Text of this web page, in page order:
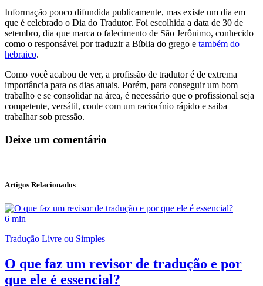
Informação pouco difundida publicamente, mas existe um dia em
que é celebrado o Dia do Tradutor. Foi escolhida a data de 30 de
setembro, dia que marca o falecimento de São Jerônimo, conhecido
como o responsável por traduzir a Bíblia do grego e também do
hebraico.
Como você acabou de ver, a profissão de tradutor é de extrema
importância para os dias atuais. Porém, para conseguir um bom
trabalho e se consolidar na área, é necessário que o profissional seja
competente, versátil, conte com um raciocínio rápido e saiba
trabalhar sob pressão.
Deixe um comentário
Artigos Relacionados
6 min
Tradução Livre ou Simples
O que faz um revisor de tradução e por
que ele é essencial?